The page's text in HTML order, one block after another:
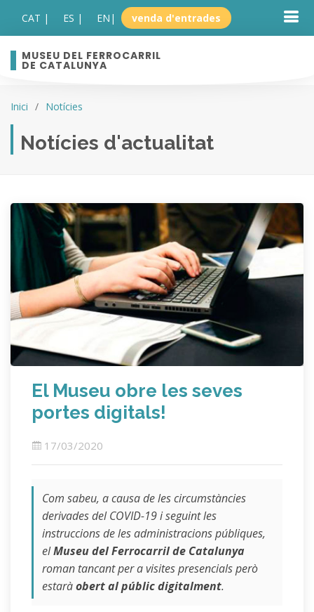
CAT | ES | EN | venda d'entrades
MUSEU DEL FERROCARRIL
DE CATALUNYA
Inici Notícies
Notícies d'actualitat
El Museu obre les seves
portes digitals!
17/03/2020
Com sabeu, a causa de les circumstàncies
derivades del COVID-19 i seguint les
instruccions de les administracions públiques,
elMuseu del Ferrocarril de Catalunya
roman tancant per a visites presencials però
estaràobert al públic digitalment.